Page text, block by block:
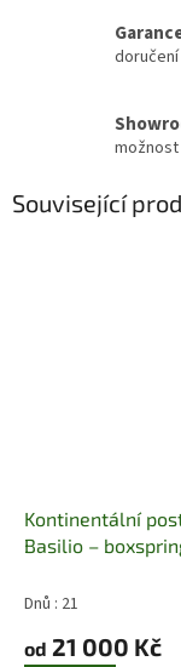
Související
Kontinentální
Basilio –
Čalouněná postel s
úložným
Dnů : 21
od 21 000 Kč